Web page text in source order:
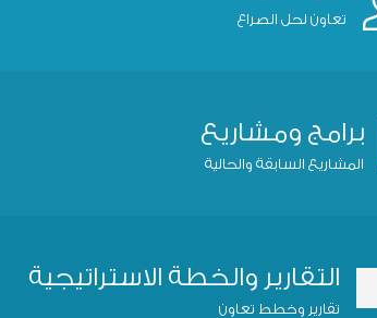
تعاون لحل الصراع
برامج ومشاريع
المشاريع السابقة والحالية
التقارير والخطة الاستراتيجية
تقارير وخطط تعاون